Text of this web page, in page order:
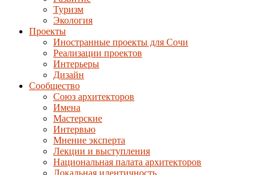
Туризм
Экология
Проекты
Иностранные проекты для Сочи
Реализации проектов
Интерьеры
Дизайн
Сообщество
Союз архитекторов
Имена
Мастерские
Интервью
Мнение эксперта
Лекции и выступления
Национальная палата архитекторов
Локальная идентичность